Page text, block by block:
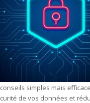
simples mais
de vos données et